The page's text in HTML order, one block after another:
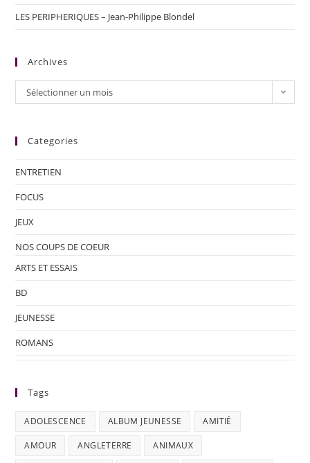
LES PERIPHERIQUES – Jean-Philippe Blondel
Archives
Sélectionner un mois
Categories
ENTRETIEN
FOCUS
JEUX
NOS COUPS DE COEUR
ARTS ET ESSAIS
BD
JEUNESSE
ROMANS
Tags
ADOLESCENCE ALBUM JEUNESSE AMITIÉ
AMOUR ANGLETERRE ANIMAUX